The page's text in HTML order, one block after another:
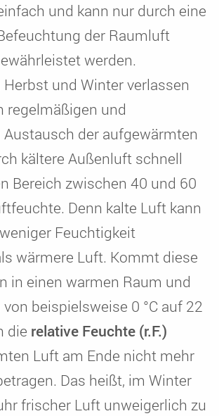
und kann nur durch eine
der Raumluft
werden.
und Winter verlassen
regelmäßigen und
der aufgewärmten
kältere Außenluft schnell
Bereich zwischen 40 und 60
Denn kalte Luft kann
Feuchtigkeit
wärmere Luft. Kommt diese
in einen warmen Raum und
beispielsweise 0 °C auf 22
die relative Feuchte (r.F.)
Luft am Ende nicht mehr
Das heißt, im Winter
frischer Luft unweigerlich zu